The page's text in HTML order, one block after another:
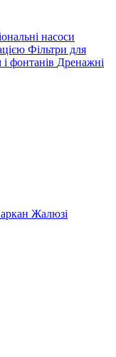
насоси
Фільтри для
фонтанів Дренажні
Жалюзі